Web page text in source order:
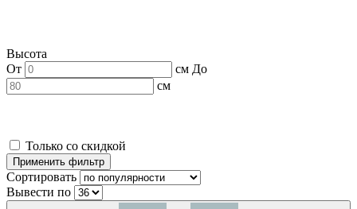
Высота
От
см До
см
Только со скидкой
Сортировать
Вывести по